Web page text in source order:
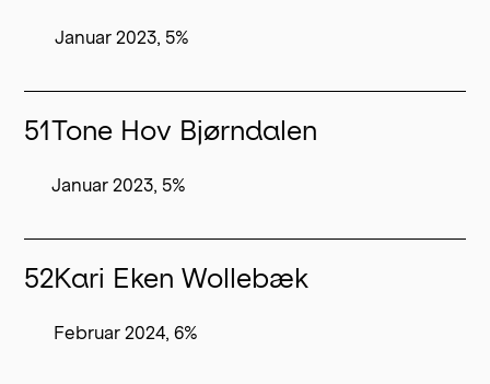
Januar 2023, 5%
51Tone Hov Bjørndalen
Januar 2023, 5%
52Kari Eken Wollebæk
Februar 2024, 6%